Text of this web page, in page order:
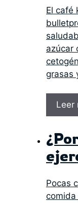
El café
azúcar
grasas
Leer
Pocas
comida